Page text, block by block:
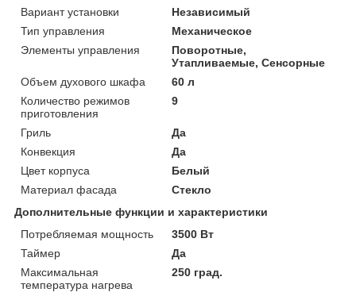
Вариант установки
Независимый
Тип управления
Механическое
Элементы управления
Поворотные,
Утапливаемые, Сенсорные
Объем духового шкафа
60 л
Количество режимов
приготовления
9
Гриль
Да
Конвекция
Да
Цвет корпуса
Белый
Материал фасада
Стекло
Дополнительные функции и характеристики
Потребляемая мощность
3500 Вт
Таймер
Да
Максимальная
температура нагрева
250 град.